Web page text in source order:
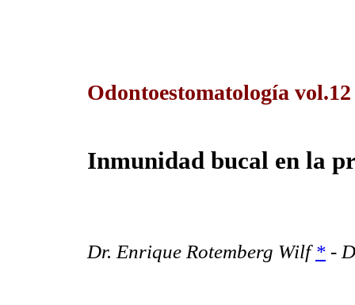
Odontoestomatología
Inmunidad bucal en la
Dr. Enrique Rotemberg Wilf* -